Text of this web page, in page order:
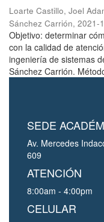
Loarte Castillo, Joel
Sánchez Carrión, 2021-
Objetivo: determinar
con la calidad de
ingeniería de sistemas
Sánchez Carrión.
SEDE
Av. Mercedes
609
ATENCIÓN
8:00am - 4:00pm
CELULAR